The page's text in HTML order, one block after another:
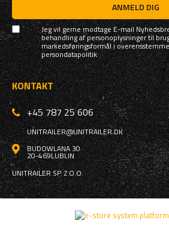
ANMELD DIG
Jeg vil gerne modtage E-mail
behandling af personoplysninger til
markedsføringsformål i
persondatapolitik
KONTAKT
+45 787 25 606
UNITRAILER@UNITRAILER.DK
BUDOWLANA 30
20-469LUBLIN
UNITRAILER SP. Z O.O.